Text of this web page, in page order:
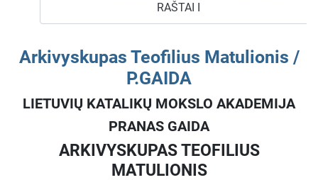
RAŠTAI I
Arkivyskupas Teofilius Matulionis /
P.GAIDA
LIETUVIŲ KATALIKŲ MOKSLO AKADEMIJA
PRANAS GAIDA
ARKIVYSKUPAS TEOFILIUS
MATULIONIS